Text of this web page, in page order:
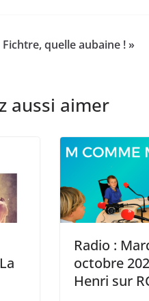
quelle aubaine ! »
aussi aimer
Radio :
octobre
Henri sur